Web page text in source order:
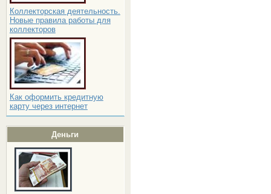
Коллекторская деятельность.
Новые правила работы для
коллекторов
Как оформить кредитную
карту через интернет
Деньги